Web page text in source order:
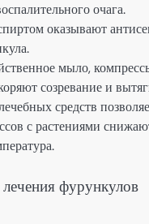
очага.
оказывают
мыло,
созревание и
средств
с растениями